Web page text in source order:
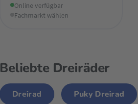
Online verfügbar
Fachmarkt wählen
Beliebte Dreiräder
Dreirad Puky Dreirad